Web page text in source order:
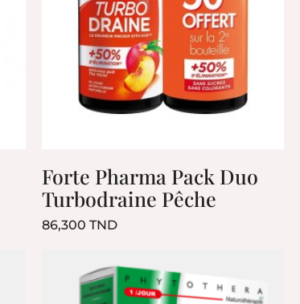
Forte Pharma Pack Duo
Turbodraine Pêche
86,300 TNDPrix